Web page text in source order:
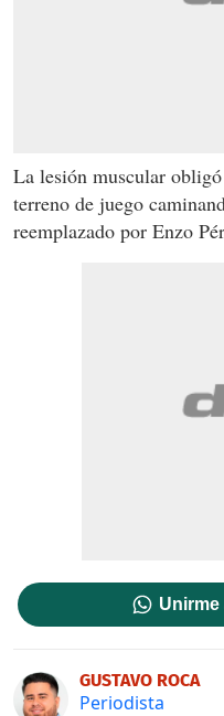
La lesión muscular
terreno de juego
reemplazado por Enzo
GUSTAVO ROCA
Periodista